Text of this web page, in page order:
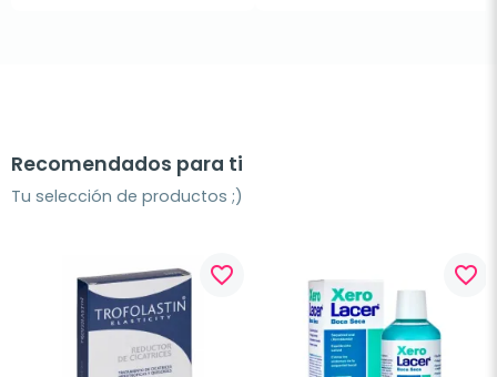
Recomendados para ti
Tu selección de productos ;)
favorite_border favorite_border